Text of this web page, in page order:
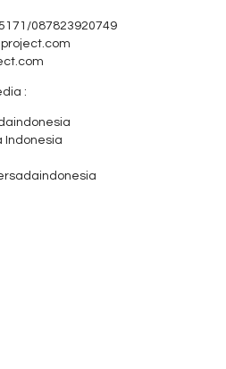
087823920749
:
Indonesia